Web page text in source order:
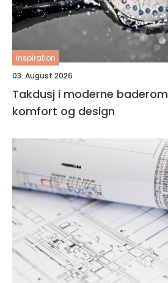
inspiration
03. August 2026
Takdusj i moderne baderom funksjon,
komfort og design